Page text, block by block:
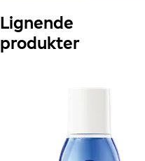
Lignende
produkter